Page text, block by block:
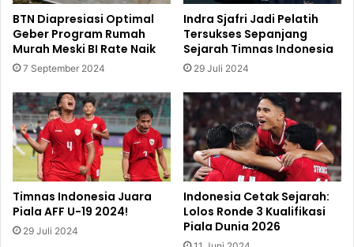
BTN Diapresiasi Optimal
Geber Program Rumah
Murah Meski BI Rate Naik
7 September 2024
Indra Sjafri Jadi Pelatih
Tersukses Sepanjang
Sejarah Timnas Indonesia
29 Juli 2024
Timnas Indonesia Juara
Piala AFF U-19 2024!
29 Juli 2024
Indonesia Cetak Sejarah:
Lolos Ronde 3 Kualifikasi
Piala Dunia 2026